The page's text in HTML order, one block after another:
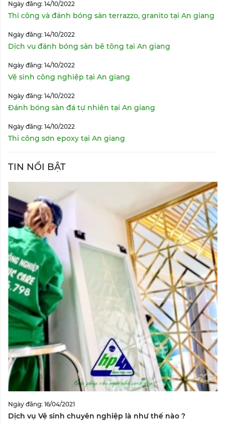
Ngày đăng: 14/10/2022
Thi công và đánh bóng sàn terrazzo, granito tại An giang
Ngày đăng: 14/10/2022
Dịch vụ đánh bóng sàn bê tông tại An giang
Ngày đăng: 14/10/2022
Vệ sinh công nghiệp tại An giang
Ngày đăng: 14/10/2022
Đánh bóng sàn đá tự nhiên tại An giang
Ngày đăng: 14/10/2022
Thi công sơn epoxy tại An giang
TIN NỔI BẬT
Ngày đăng: 16/04/2021
Dịch vụ Vệ sinh chuyên nghiệp là như thế nào ?